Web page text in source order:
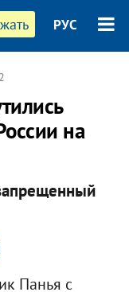
РУС
на
Панья с